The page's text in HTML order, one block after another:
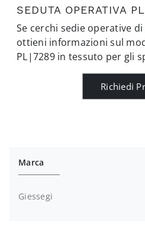
SEDUTA OPERATIVA
Se cerchi sedie operative di
ottieni informazioni sul
PL|7289 in tessuto per gli
Richiedi
Marca
Giessegi